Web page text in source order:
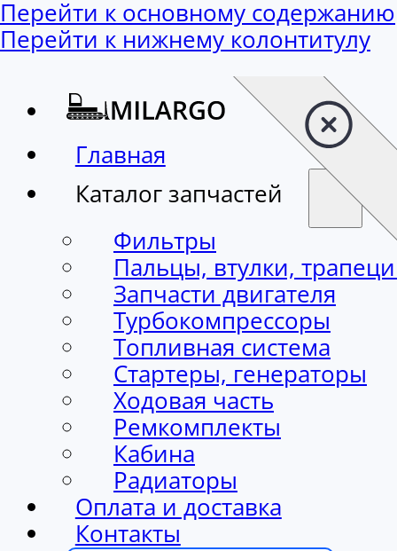
Перейти к основному содержанию
Перейти к нижнему колонтитулу
Главная
Каталог запчастей
Фильтры
Пальцы, втулки,
Запчасти двигателя
Турбокомпрессоры
Топливная система
Стартеры, генераторы
Ходовая часть
Ремкомплекты
Кабина
Радиаторы
Оплата и доставка
Контакты